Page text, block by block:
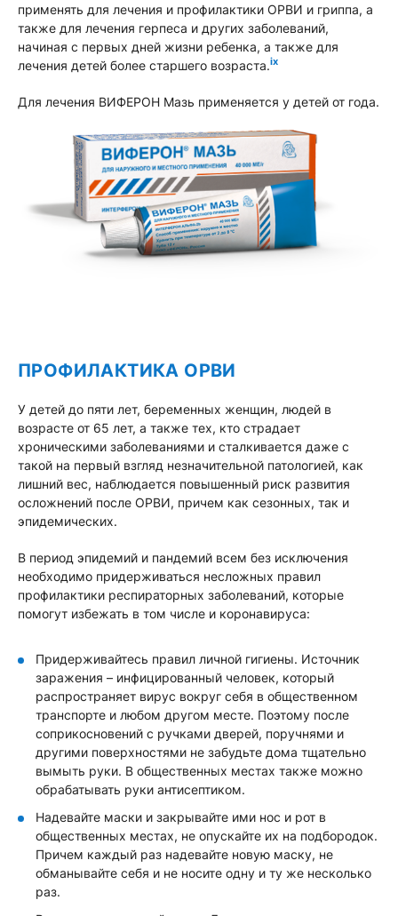
применять для лечения и профилактики ОРВИ и гриппа, а
также для лечения герпеса и других заболеваний,
начиная с первых дней жизни ребенка, а также для
лечения детей более старшего возраста.ix
Для лечения ВИФЕРОН Мазь применяется у детей от года.
ПРОФИЛАКТИКА ОРВИ
У детей до пяти лет, беременных женщин, людей в
возрасте от 65 лет, а также тех, кто страдает
хроническими заболеваниями и сталкивается даже с
такой на первый взгляд незначительной патологией, как
лишний вес, наблюдается повышенный риск развития
осложнений после ОРВИ, причем как сезонных, так и
эпидемических.
В период эпидемий и пандемий всем без исключения
необходимо придерживаться несложных правил
профилактики респираторных заболеваний, которые
помогут избежать в том числе и коронавируса:
Придерживайтесь правил личной гигиены. Источник
заражения – инфицированный человек, который
распространяет вирус вокруг себя в общественном
транспорте и любом другом месте. Поэтому после
соприкосновений с ручками дверей, поручнями и
другими поверхностями не забудьте дома тщательно
вымыть руки. В общественных местах также можно
обрабатывать руки антисептиком.
Надевайте маски и закрывайте ими нос и рот в
общественных местах, не опускайте их на подбородок.
Причем каждый раз надевайте новую маску, не
обманывайте себя и не носите одну и ту же несколько
раз.